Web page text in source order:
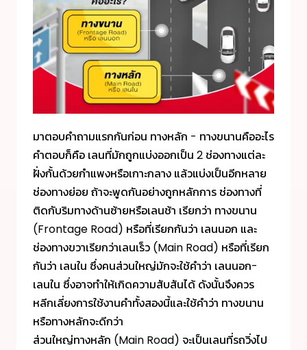
มาตอบคำถามแรกกันก่อน ทางหลัก - ทางขนานคืออะไร
คำตอบก็คือ เลนที่มักถูกแบ่งออกเป็น 2 ช่องทางแต่ละ
ฝั่งกั้นด้วยกำแพงหรือเกาะกลาง แล้วแบ่งเป็นอีกหลาย
ช่องทางย่อย ถ้าจะพูดกันอย่างถูกหลักการ ช่องทางที่
ติดกับริมทางด้านซ้ายหรือเลนช้า เรียกว่า ทางขนาน
(Frontage Road) หรือที่เรียกกันว่า เลนนอก และ
ช่องทางขวาเรียกว่าเลนเร็ว (Main Road) หรือที่เรียก
กันว่า เลนใน ซึ่งคนส่วนใหญ่มักจะใช้คำว่า เลนนอก-
เลนใน ซึ่งอาจทำให้เกิดความสับสันได้ ดังนั้นจึงควร
หลีกเลี่ยงการใช้งานคำทั้งสองนี้และใช้คำว่า ทางขนาน
หรือทางหลักจะดีกว่า
ส่วนใหญ่ทางหลัก (Main Road) จะเป็นเลนที่รถวิ่งไป